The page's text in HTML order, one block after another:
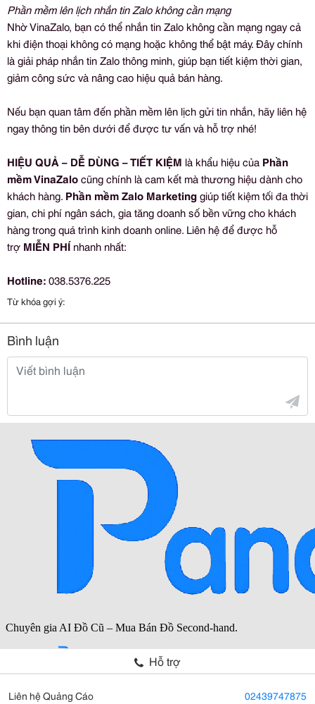
Phần mềm lên lịch nhắn tin Zalo không cần mạng
Nhờ VinaZalo, bạn có thể nhắn tin Zalo không cần mạng ngay cả
khi điện thoại không có mạng hoặc không thể bật máy. Đây chính
là giải pháp nhắn tin Zalo thông minh, giúp bạn tiết kiệm thời gian,
giảm công sức và nâng cao hiệu quả bán hàng.
Nếu bạn quan tâm đến phần mềm lên lịch gửi tin nhắn, hãy liên hệ
ngay thông tin bên dưới để được tư vấn và hỗ trợ nhé!
HIỆU QUẢ – DỄ DÙNG – TIẾT KIỆM là khẩu hiệu của Phần
mềm VinaZalocũng chính là cam kết mà thương hiệu dành cho
khách hàng. Phần mềm Zalo Marketinggiúp tiết kiệm tối đa thời
gian, chi phí ngân sách, gia tăng doanh số bền vững cho khách
hàng trong quá trình kinh doanh online. Liên hệ để được hỗ
trợ MIỄN PHÍnhanh nhất:
Hotline:038.5376.225
Từ khóa gợi ý:
Bình luận
Hỗ trợ
Liên hệ Quảng Cáo 02439747875